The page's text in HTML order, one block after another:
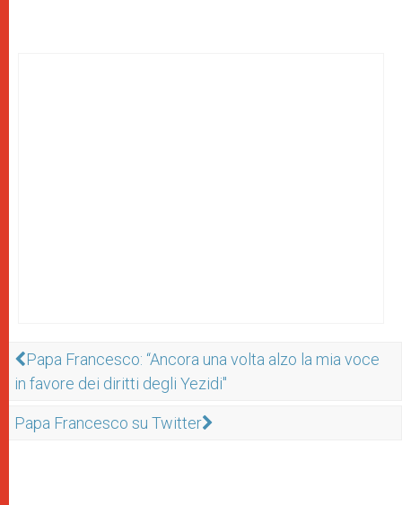
Papa Francesco: “Ancora una volta alzo la mia voce
in favore dei diritti degli Yezidi"
Papa Francesco su Twitter